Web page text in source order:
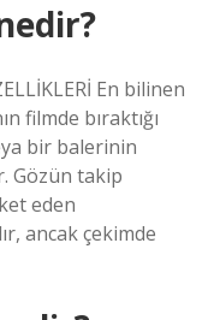
En bilinen
filmde bıraktığı
bir balerinin
Gözün takip
eden
ancak çekimde